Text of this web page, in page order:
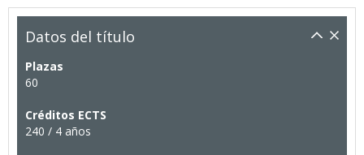
Datos del título
Plazas
60
Créditos ECTS
240 / 4 años